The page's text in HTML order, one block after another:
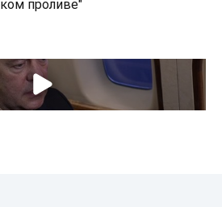
проливе"